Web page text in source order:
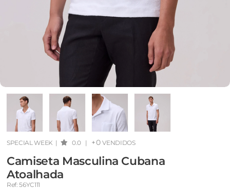
SPECIAL WEEK | 0.0 | +0 VENDIDOS
Camiseta Masculina Cubana
Atoalhada
Ref: 56YC111